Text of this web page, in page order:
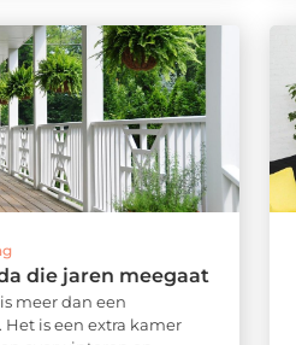
die jaren meegaat
meer dan een
is een extra kamer